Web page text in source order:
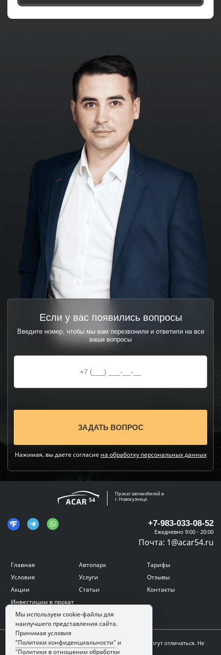
Если у вас появились вопросы
Введите номер, чтобы мы вам перезвонили и ответили на все
ваши вопросы
Нажимая, вы даете согласие на обработку персональных данных
Прокат автомобилей в
г. Новокузнецк
+7-983-033-08-52
Ежедневно 9:00 - 20:00
Почта: 1@acar54.ru
Главная Автопарк
Тарифы
Условия
Услуги
Отзывы
Акции
Статьи
Контакты
Инвестиции в прокат
Цвет, внешний вид и комплектация автомобиля могут отличаться. Не
является публичной офертой.
Мы используем cookie-файлы для
наилучшего представления сайта.
Принимая условия
"Политики конфиденциальности" и
"Политики в отношении обработки